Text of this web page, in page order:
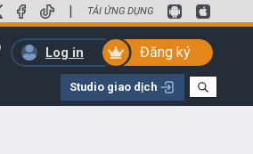
| TẢI ỨNG DỤNG
Log in
Đăng ký
Studio giao dịch